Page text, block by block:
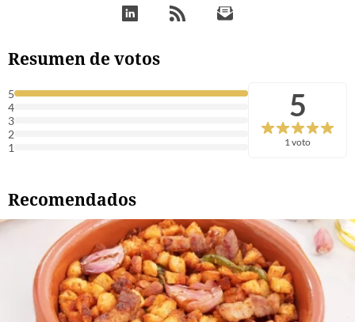
Resumen de votos
5
4
3
2
1
5
1 voto
Recomendados